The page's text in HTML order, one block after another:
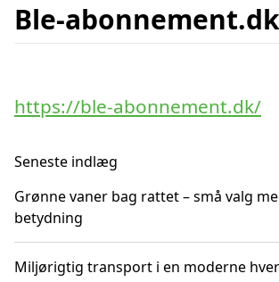
Ble-abonnement.dk
https://ble-abonnement.dk/
Seneste indlæg
Grønne vaner bag rattet – små valg
betydning
Miljørigtig transport i en moderne